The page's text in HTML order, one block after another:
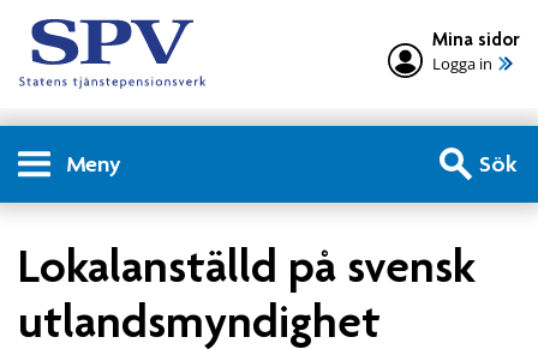
Mina sidor
Logga in
Meny Sök
Lokalanställd på svensk
utlandsmyndighet